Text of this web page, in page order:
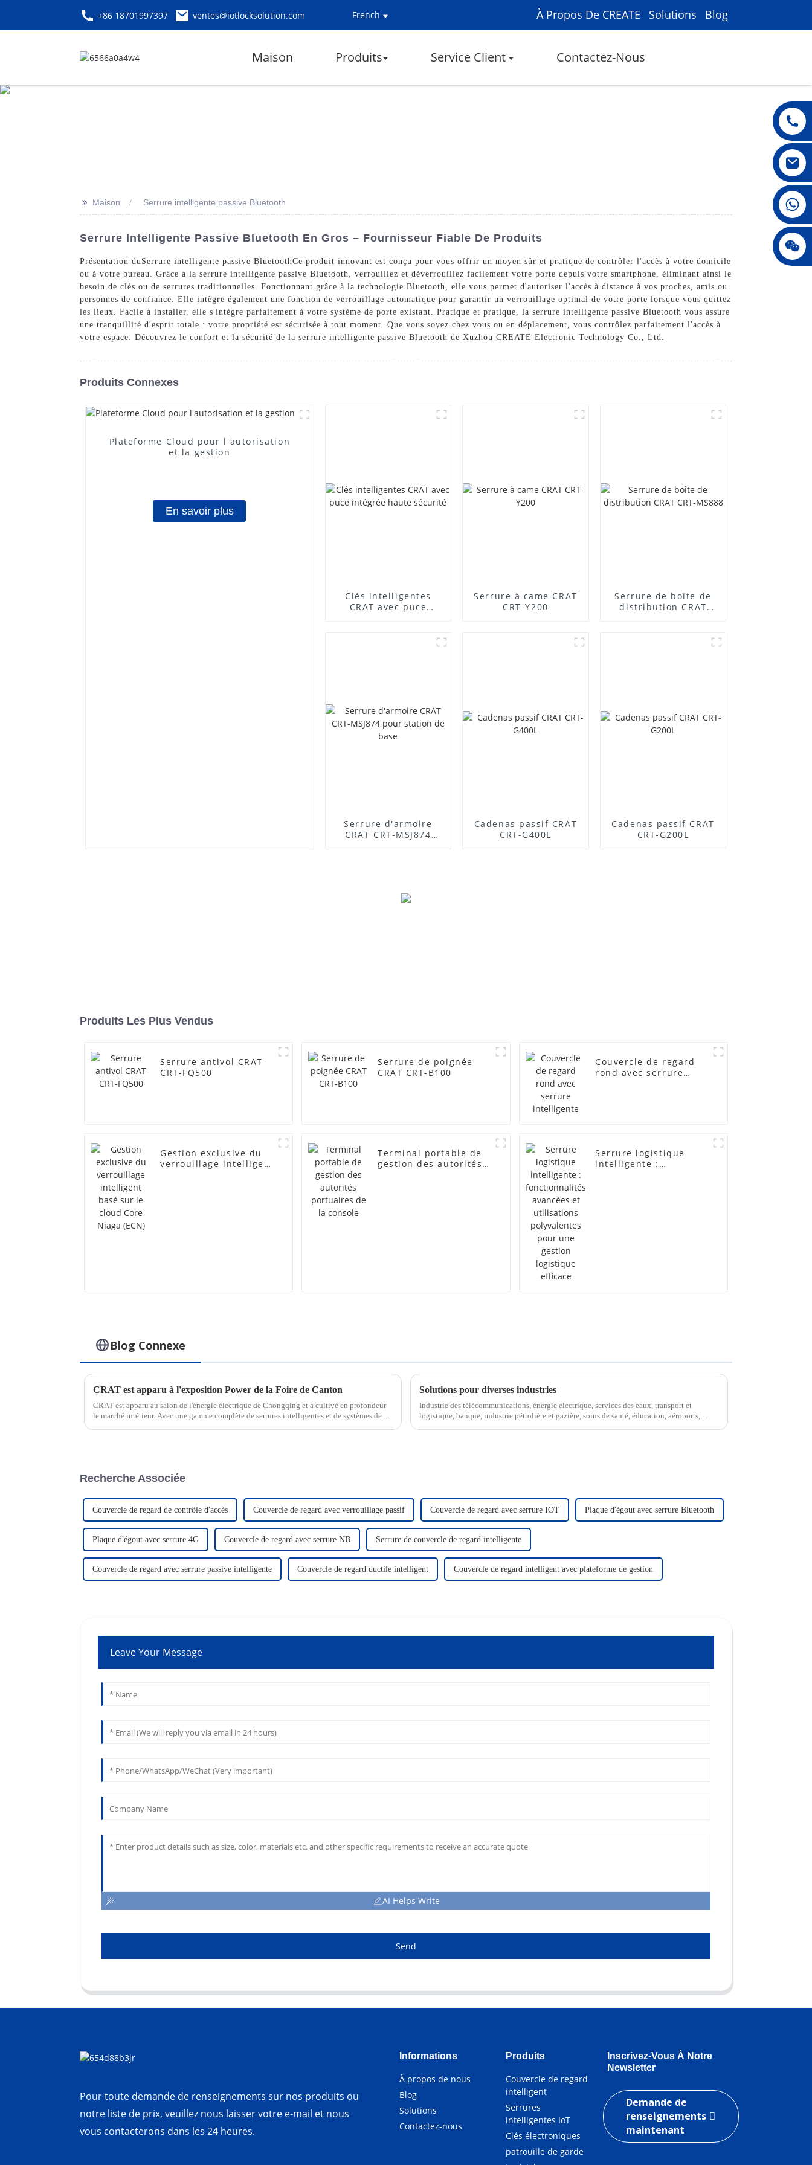
+86 18701997397 ventes@iotlocksolution.com French À Propos De CREATE Solutions Blog
Maison Produits Service Client Contactez-Nous
>> Maison Serrure intelligente passive Bluetooth
Serrure Intelligente Passive Bluetooth En Gros – Fournisseur Fiable De Produits
Présentation du Serrure intelligente passive BluetoothCe produit innovant est conçu pour vous offrir un moyen sûr et pratique de contrôler l'accès à votre domicile
ou à votre bureau. Grâce à la serrure intelligente passive Bluetooth, verrouillez et déverrouillez facilement votre porte depuis votre smartphone, éliminant ainsi le
besoin de clés ou de serrures traditionnelles. Fonctionnant grâce à la technologie Bluetooth, elle vous permet d'autoriser l'accès à distance à vos proches, amis ou
personnes de confiance. Elle intègre également une fonction de verrouillage automatique pour garantir un verrouillage optimal de votre porte lorsque vous quittez
les lieux. Facile à installer, elle s'intègre parfaitement à votre système de porte existant. Pratique et pratique, la serrure intelligente passive Bluetooth vous assure
une tranquillité d'esprit totale : votre propriété est sécurisée à tout moment. Que vous soyez chez vous ou en déplacement, vous contrôlez parfaitement l'accès à
votre espace. Découvrez le confort et la sécurité de la serrure intelligente passive Bluetooth de Xuzhou CREATE Electronic Technology Co., Ltd.
Produits Connexes
Plateforme Cloud pour l'autorisation
et la gestion
En savoir plus
Clés intelligentes
CRAT avec puce
Serrure à came CRAT
CRT-Y200
Serrure de boîte de
distribution CRAT
Serrure d'armoire
CRAT CRT-MSJ874
Cadenas passif CRAT
CRT-G400L
Cadenas passif CRAT
CRT-G200L
Produits Les Plus Vendus
Serrure antivol CRAT
CRT-FQ500
Serrure de poignée
CRAT CRT-B100
Couvercle de regard
rond avec serrure
Gestion exclusive du
verrouillage intelligent
Terminal portable de
gestion des autorités
Serrure logistique
intelligente :
Blog Connexe
CRAT est apparu à l'exposition Power de la Foire de Canton
CRAT est apparu au salon de l'énergie électrique de Chongqing et a cultivé en profondeur
le marché intérieur. Avec une gamme complète de serrures intelligentes et de systèmes de
Solutions pour diverses industries
Industrie des télécommunications, énergie électrique, services des eaux, transport et
logistique, banque, industrie pétrolière et gazière, soins de santé, éducation, aéroports,
Recherche Associée
Couvercle de regard de contrôle d'accès Couvercle de regard avec verrouillage passif Couvercle de regard avec serrure IOT Plaque d'égout avec serrure Bluetooth
Plaque d'égout avec serrure 4G Couvercle de regard avec serrure NB Serrure de couvercle de regard intelligente
Couvercle de regard avec serrure passive intelligente Couvercle de regard ductile intelligent Couvercle de regard intelligent avec plateforme de gestion
Leave Your Message
AI Helps Write
Send
Pour toute demande de renseignements sur nos produits ou
notre liste de prix, veuillez nous laisser votre e-mail et nous
vous contacterons dans les 24 heures.
Informations
À propos de nous
Blog
Solutions
Contactez-nous
Produits
Couvercle de regard
intelligent
Serrures
intelligentes IoT
Clés électroniques
patrouille de garde
Inscrivez-Vous À Notre
Newsletter
Demande de
renseignements
maintenant